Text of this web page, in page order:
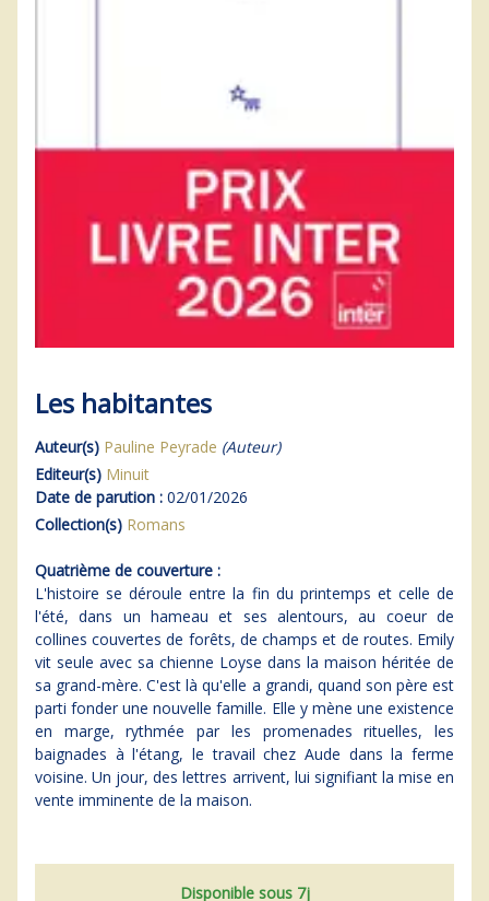
Les habitantes
Auteur(s) Pauline Peyrade (Auteur)
Editeur(s) Minuit
Date de parution : 02/01/2026
Collection(s) Romans
Quatrième de couverture :
L'histoire se déroule entre la fin du printemps et celle de
l'été, dans un hameau et ses alentours, au coeur de
collines couvertes de forêts, de champs et de routes. Emily
vit seule avec sa chienne Loyse dans la maison héritée de
sa grand-mère. C'est là qu'elle a grandi, quand son père est
parti fonder une nouvelle famille. Elle y mène une existence
en marge, rythmée par les promenades rituelles, les
baignades à l'étang, le travail chez Aude dans la ferme
voisine. Un jour, des lettres arrivent, lui signifiant la mise en
vente imminente de la maison.
Disponible sous 7j